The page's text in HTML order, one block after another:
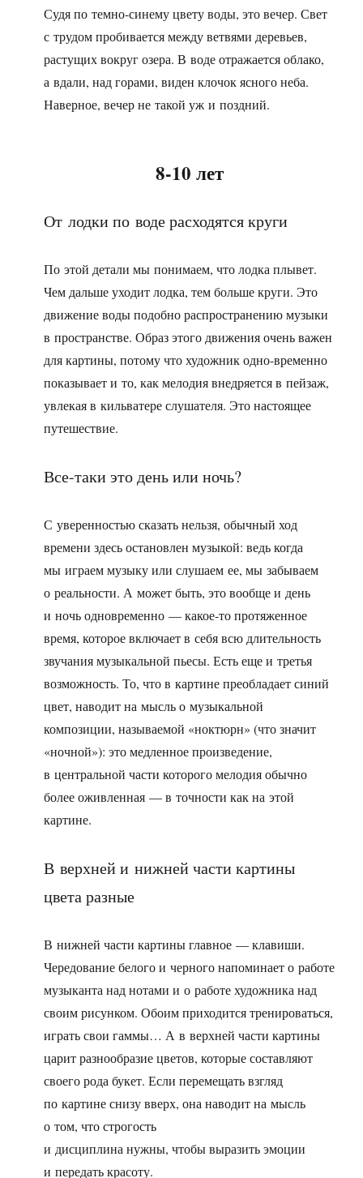
Судя по темно-синему цвету воды, это вечер. Свет
с трудом пробивается между ветвями деревьев,
растущих вокруг озера. В воде отражается облако,
а вдали, над горами, виден клочок ясного неба.
Наверное, вечер не такой уж и поздний.
8-10 лет
От лодки по воде расходятся круги
По этой детали мы понимаем, что лодка плывет.
Чем дальше уходит лодка, тем больше круги. Это
движение воды подобно распространению музыки
в пространстве. Образ этого движения очень важен
для картины, потому что художник одно-временно
показывает и то, как мелодия внедряется в пейзаж,
увлекая в кильватере слушателя. Это настоящее
путешествие.
Все-таки это день или ночь?
С уверенностью сказать нельзя, обычный ход
времени здесь остановлен музыкой: ведь когда
мы играем музыку или слушаем ее, мы забываем
о реальности. А может быть, это вообще и день
и ночь одновременно — какое-то протяженное
время, которое включает в себя всю длительность
звучания музыкальной пьесы. Есть еще и третья
возможность. То, что в картине преобладает синий
цвет, наводит на мысль о музыкальной
композиции, называемой «ноктюрн» (что значит
«ночной»): это медленное произведение,
в центральной части которого мелодия обычно
более оживленная — в точности как на этой
картине.
В верхней и нижней части картины
цвета разные
В нижней части картины главное — клавиши.
Чередование белого и черного напоминает о работе
музыканта над нотами и о работе художника над
своим рисунком. Обоим приходится тренироваться,
играть свои гаммы… А в верхней части картины
царит разнообразие цветов, которые составляют
своего рода букет. Если перемещать взгляд
по картине снизу вверх, она наводит на мысль
о том, что строгость
и дисциплина нужны, чтобы выразить эмоции
и передать красоту.